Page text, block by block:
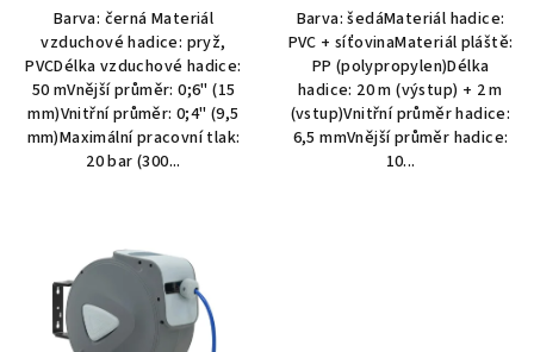
Barva: černá Materiál
vzduchové hadice: pryž,
PVCDélka vzduchové hadice:
50 mVnější průměr: 0;6" (15
mm)Vnitřní průměr: 0;4" (9,5
mm)Maximální pracovní tlak:
20 bar (300...
Barva: šedáMateriál hadice:
PVC + síťovinaMateriál pláště:
PP (polypropylen)Délka
hadice: 20 m (výstup) + 2 m
(vstup)Vnitřní průměr hadice:
6,5 mmVnější průměr hadice:
10...